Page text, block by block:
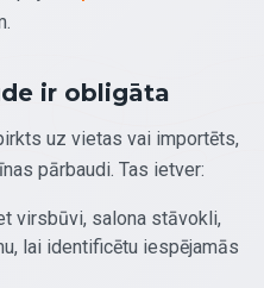
ir obligāta
uz vietas vai importēts,
pārbaudi. Tas ietver:
virsbūvi, salona stāvokli,
lai identificētu iespējamās